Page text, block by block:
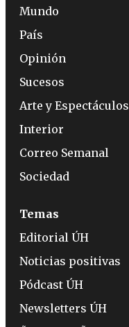
Mundo
País
Opinión
Sucesos
Arte y Espectáculos
Interior
Correo Semanal
Sociedad
Temas
Editorial ÚH
Noticias positivas
Pódcast ÚH
Newsletters ÚH